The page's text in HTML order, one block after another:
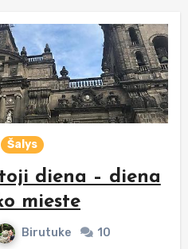
Šalys
diena – diena
mieste
Birutuke 10